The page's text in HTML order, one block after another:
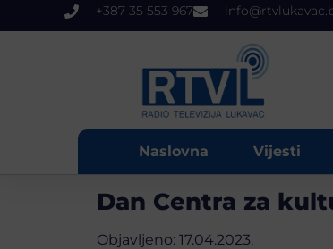
+387 35 553 967
Naslovna Vijesti
Dan Centra za
Objavljeno: 17.04.2023.